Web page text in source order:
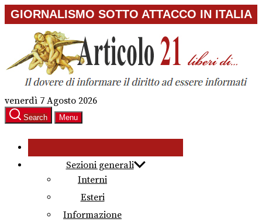
Skip
to
content
GIORNALISMO SOTTO ATTACCO IN ITALIA
venerdì 7 Agosto 2026
Search Menu
Sezioni generali
Interni
Esteri
Informazione